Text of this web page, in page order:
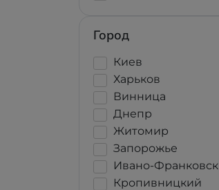
Город
Киев
Харьков
Винница
Днепр
Житомир
Запорожье
Ивано-Франковск
Кропивницкий